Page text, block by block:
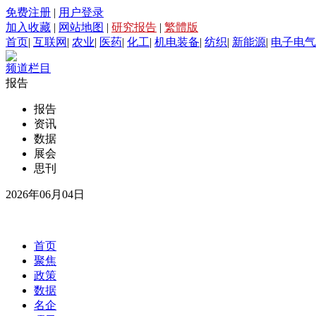
免费注册 | 用户登录
加入收藏 | 网站地图 | 研究报告 | 繁體版
首页| 互联网 | 农业| 医药| 化工| 机电装备| 纺织| 新能源| 电子电气
频道栏目
报告
报告
资讯
数据
展会
思刊
2026年06月04日
首页
聚焦
政策
数据
名企